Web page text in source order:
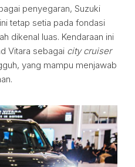
penyegaran, Suzuki
tetap setia pada fondasi
dikenal luas. Kendaraan ini
Vitara sebagai city cruiser
yang mampu menjawab